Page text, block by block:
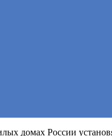
домах России